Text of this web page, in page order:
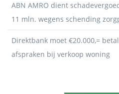
ABN AMRO dient
11 mln. wegens schending
Direktbank moet €20.000,=
afspraken bij verkoop woning